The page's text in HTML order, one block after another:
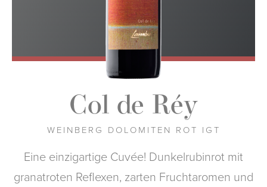
Col de Réy
WEINBERG DOLOMITEN ROT IGT
Eine einzigartige Cuvée! Dunkelrubinrot mit
granatroten Reflexen, zarten Fruchtaromen und